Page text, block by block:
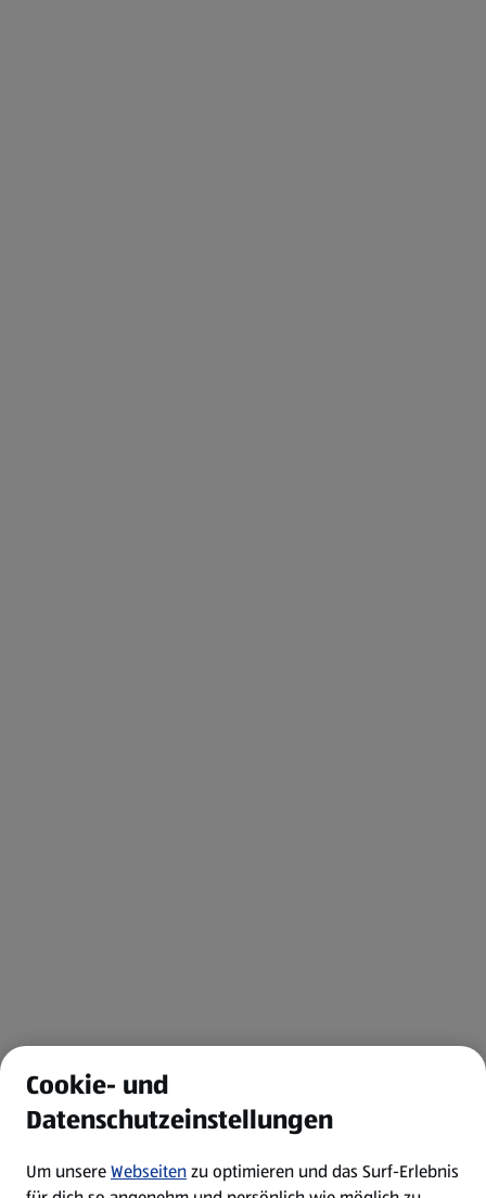
Cookie- und
Datenschutzeinstellungen
Um unsereWebseitenzu optimieren und das Surf-Erlebnis